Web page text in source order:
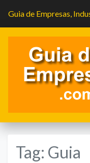
Guia de Empresas,
Tag: Guia